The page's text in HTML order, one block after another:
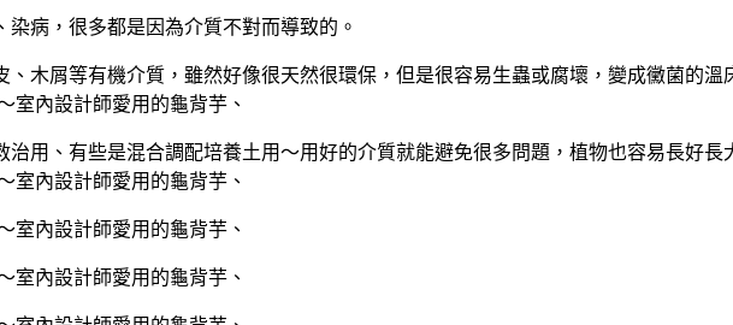
病，很多都是因為介質不對而導致的。
木屑等有機介質，雖然好像很天然很環保，但是很容易生蟲或腐壞，變成黴菌的溫
治用、有些是混合調配培養土用～用好的介質就能避免很多問題，植物也容易長好長